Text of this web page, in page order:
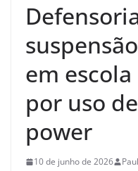
em
por uso
power
10 de junho de 2026